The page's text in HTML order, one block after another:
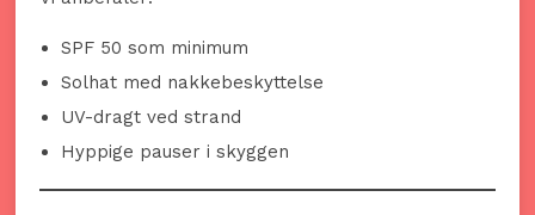
SPF 50 som minimum
Solhat med nakkebeskyttelse
UV-dragt ved strand
Hyppige pauser i skyggen